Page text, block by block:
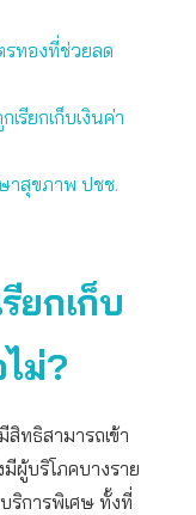
รทองที่ช่วยลด
รียกเก็บเงินค่า
าสุขภาพ ปชช.
ยกเก็บ
ม่?
ทธิสามารถเข้า
มีผู้บริโภคบางราย
ริการพิเศษ ทั้งที่